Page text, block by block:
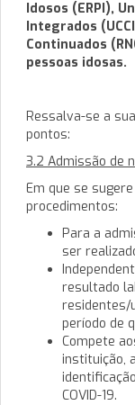
Idosos (ERPI),
Integrados
Continuados
pessoas idosas.
Ressalva-se a
pontos:
3.2 Admissão de
Em que se
procedimentos:
Para a
ser
resultado
residentes/
período de
Compete
instituição,
COVID-19.